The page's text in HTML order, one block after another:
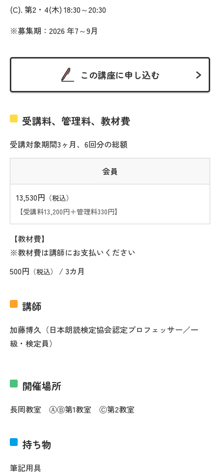
(C). 第2・4(木) 18:30～20:30
※募集期：2026 年7～9月
この講座に申し込む
受講料、管理料、教材費
受講対象期間3ヶ月、6回分の総額
会員
13,530円 （税込）
【受講料13,200円＋管理料330円】
【教材費】
※教材費は講師にお支払いください
500円 （税込） / 3カ月
講師
加藤博久（日本朗読検定協会認定プロフェッサー／一
級・検定員）
開催場所
長岡教室 ⒶⒷ第1教室 Ⓒ第2教室
持ち物
筆記用具